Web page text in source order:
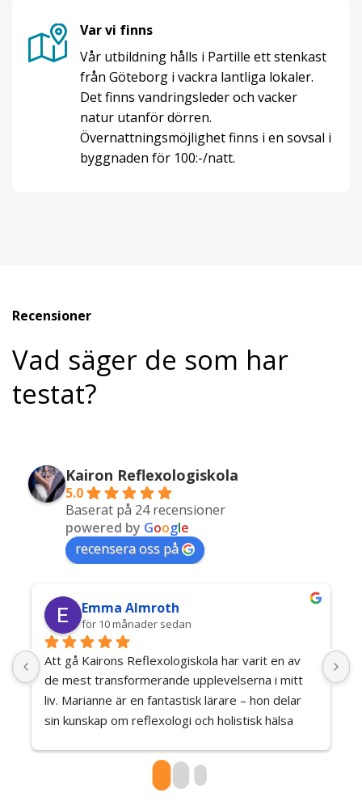
Var vi finns
Vår utbildning hålls i Partille ett stenkast
från Göteborg i vackra lantliga lokaler.
Det finns vandringsleder och vacker
natur utanför dörren.
Övernattningsmöjlighet finns i en sovsal i
byggnaden för 100:-/natt.
Recensioner
Vad säger de som har
testat?
Kairon Reflexologiskola
5.0
Baserat på 24 recensioner
powered by Google
recensera oss på
Emma Almroth
för 10 månader sedan
Att gå Kairons Reflexologiskola har varit en av
de mest transformerande upplevelserna i mitt
liv. Marianne är en fantastisk lärare – hon delar
sin kunskap om reflexologi och holistisk hälsa
verkligen berör.Utbildningen är så mycket mer än
en teoretisk resa – det är en personlig och